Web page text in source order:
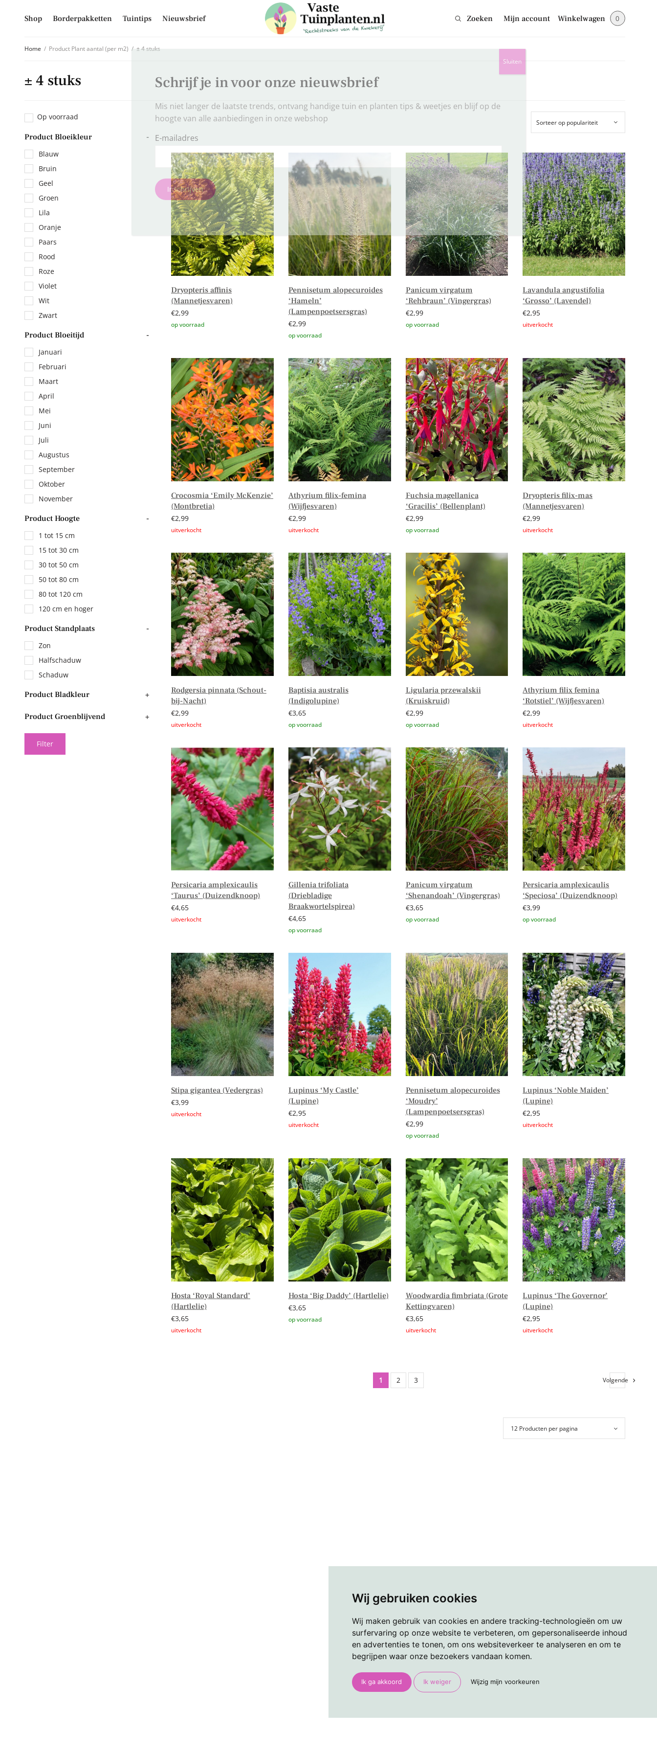
Wij gebruiken cookies
Wij maken gebruik van cookies en andere tracking-technologieën om uw
surfervaring op onze website te verbeteren, om gepersonaliseerde inhoud
en advertenties te tonen, om ons websiteverkeer te analyseren en om te
begrijpen waar onze bezoekers vandaan komen.
Ik ga akkoord Ik weiger Wijzig mijn voorkeuren
Shop Borderpakketten Tuintips Nieuwsbrief Zoeken Mijn account Winkelwagen 0
Home / Product Plant aantal (per m2) / ± 4 stuks
± 4 stuks
Op voorraad
Product Bloeikleur -
Blauw
Bruin
Geel
Groen
Lila
Oranje
Paars
Rood
Roze
Violet
Wit
Zwart
Product Bloeitijd -
Januari
Februari
Maart
April
Mei
Juni
Juli
Augustus
September
Oktober
November
Product Hoogte -
1 tot 15 cm
15 tot 30 cm
30 tot 50 cm
50 tot 80 cm
80 tot 120 cm
120 cm en hoger
Product Standplaats -
Zon
Halfschaduw
Schaduw
Product Bladkleur +
Product Groenblijvend +
Filter
Dryopteris affinis
(Mannetjesvaren)
€2,99
Pennisetum alopecuroides
‘Hameln’
(Lampenpoetsersgras)
€2,99
Panicum virgatum
‘Rehbraun’ (Vingergras)
€2,99
Lavandula angustifolia
‘Grosso’ (Lavendel)
€2,95
Crocosmia ‘Emily McKenzie’
(Montbretia)
€2,99
Athyrium filix-femina
(Wijfjesvaren)
€2,99
Fuchsia magellanica
‘Gracilis’ (Bellenplant)
€2,99
Dryopteris filix-mas
(Mannetjesvaren)
€2,99
Rodgersia pinnata (Schout-
bij-Nacht)
€2,99
Baptisia australis
(Indigolupine)
€3,65
Ligularia przewalskii
(Kruiskruid)
€2,99
Athyrium filix femina
‘Rotstiel’ (Wijfjesvaren)
€2,99
Persicaria amplexicaulis
‘Taurus’ (Duizendknoop)
€4,65
Gillenia trifoliata
(Driebladige
Braakwortelspirea)
€4,65
Panicum virgatum
‘Shenandoah’ (Vingergras)
€3,65
Persicaria amplexicaulis
‘Speciosa’ (Duizendknoop)
€3,99
Stipa gigantea (Vedergras)
€3,99
Lupinus ‘My Castle’
(Lupine)
€2,95
Pennisetum alopecuroides
‘Moudry’
(Lampenpoetsersgras)
€2,99
Lupinus ‘Noble Maiden’
(Lupine)
€2,95
Hosta ‘Royal Standard’
(Hartlelie)
€3,65
Hosta ‘Big Daddy’ (Hartlelie)
€3,65
Woodwardia fimbriata (Grote
Kettingvaren)
€3,65
Lupinus ‘The Governor’
(Lupine)
€2,95
1 2 3 Volgende
Schrijf je in voor onze nieuwsbrief
Mis niet langer de laatste trends, ontvang handige tuin en planten tips & weetjes en blijf op de
hoogte van alle aanbiedingen in onze webshop
E-mailadres
Inschrijven
Sluiten